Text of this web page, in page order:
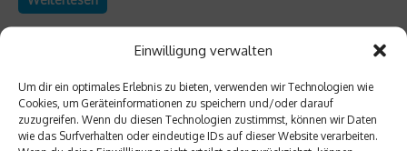
Einwilligung verwalten
Um dir ein optimales Erlebnis zu bieten, verwenden wir Technologien wie
Cookies, um Geräteinformationen zu speichern und/oder darauf
zuzugreifen. Wenn du diesen Technologien zustimmst, können wir Daten
wie das Surfverhalten oder eindeutige IDs auf dieser Website verarbeiten.